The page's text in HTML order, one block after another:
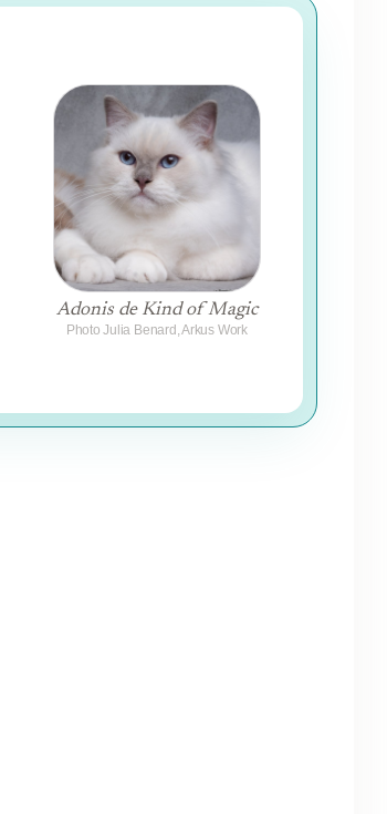
Adonis de Kind of Magic
Photo Julia Benard, Arkus Work